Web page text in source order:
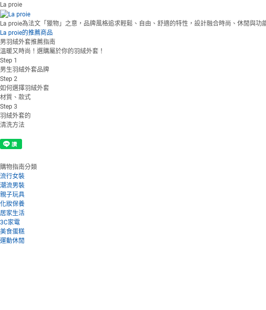
La proie
La proie為法文「獵物」之意，品牌風格追求輕鬆、自由、舒適的特性，設計融合時尚、休閒與
La proie的推薦商品
男羽絨外套推薦指南
溫暖又時尚！選購屬於你的羽絨外套！
Step 1
男生羽絨外套品牌
Step 2
如何選擇羽絨外套
材質、款式
Step 3
羽絨外套的
清洗方法
購物指南分類
流行女裝
潮流男裝
親子玩具
化妝保養
居家生活
3C家電
美食蛋糕
運動休閒